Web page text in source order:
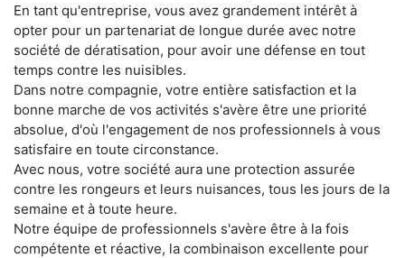
En tant qu'entreprise, vous avez grandement intérêt à
opter pour un partenariat de longue durée avec notre
société de dératisation, pour avoir une défense en tout
temps contre les nuisibles.
Dans notre compagnie, votre entière satisfaction et la
bonne marche de vos activités s'avère être une priorité
absolue, d'où l'engagement de nos professionnels à vous
satisfaire en toute circonstance.
Avec nous, votre société aura une protection assurée
contre les rongeurs et leurs nuisances, tous les jours de la
semaine et à toute heure.
Notre équipe de professionnels s'avère être à la fois
compétente et réactive, la combinaison excellente pour